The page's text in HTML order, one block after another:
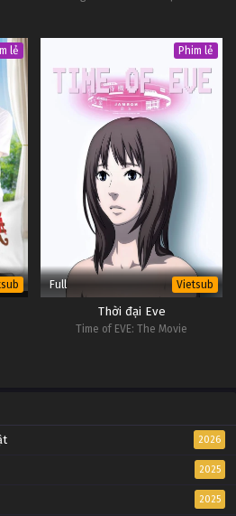
lẻ Phim lẻ
Full Vietsub
Thời đại Eve
Time of EVE: The Movie
2026
2025
2025